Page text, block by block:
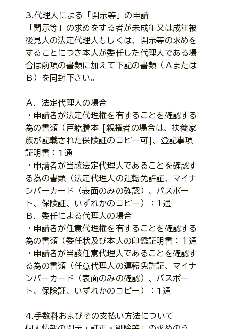
3.代理人による「開示等」の申請
「開示等」の求めをする者が未成年又は成年被
後見人の法定代理人もしくは、開示等の求めを
することにつき本人が委任した代理人である場
合は前項の書類に加えて下記の書類（Ａまたは
Ｂ）を同封下さい。
Ａ．法定代理人の場合
・申請者が法定代理権を有することを確認する
為の書類（戸籍謄本 [親権者の場合は、扶養家
族が記載された保険証のコピー可]、登記事項
証明書：1通
・申請者が当該法定代理人であることを確認す
る為の書類（法定代理人の運転免許証、マイナ
ンバーカード（表面のみの確認）、パスポー
ト、保険証、いずれかのコピー）：1通
Ｂ．委任による代理人の場合
・申請者が任意代理権を有することを確認する
為の書類（委任状及び本人の印鑑証明書：１通
・申請者が当該任意代理人であることを確認す
る為の書類（任意代理人の運転免許証、マイナ
ンバーカード（表面のみの確認）、パスポー
ト、保険証、いずれかのコピー）：1通
4.手数料およびその支払い方法について